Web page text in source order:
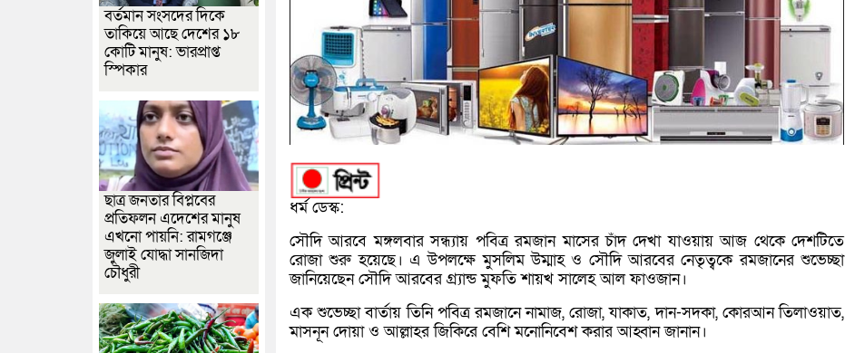
ধর্ম ডেস্ক:
সৌদি আরবে মঙ্গলবার সন্ধ্যায় পবিত্র রমজান মাসের চাঁদ দেখা যাওয়ায় আজ থেকে দেশটিতে
রোজা শুরু হয়েছে। এ উপলক্ষে মুসলিম উম্মাহ ও সৌদি আরবের নেতৃত্বকে রমজানের শুভেচ্ছা
জানিয়েছেন সৌদি আরবের গ্র্যান্ড মুফতিশায়খ সালেহ আল ফাওজান।
এক শুভেচ্ছা বার্তায় তিনি পবিত্র রমজানে নামাজ, রোজা, যাকাত, দান-সদকা, কোরআন তিলাওয়াত,
মাসনূন দোয়া ও আল্লাহর জিকিরে বেশি মনোনিবেশ করার আহ্বান জানান।
বর্তমান সংসদের দিকে
তাকিয়ে আছে দেশের ১৮
কোটি মানুষ: ভারপ্রাপ্ত
স্পিকার
ছাত্র জনতার বিপ্লবের
প্রতিফলন এদেশের মানুষ
এখনো পায়নি: রামগঞ্জে
জুলাই যোদ্ধা সানজিদা
চৌধুরী